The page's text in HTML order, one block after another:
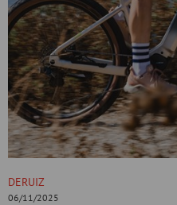
DERUIZ
06/11/2025